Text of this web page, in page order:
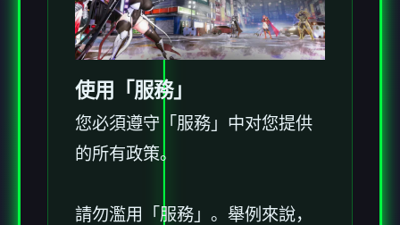
使用「服務」
您必須遵守「服務」中对您提供
的所有政策。
請勿濫用「服務」。舉例來說，